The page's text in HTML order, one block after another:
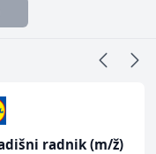
radnik (m/ž)